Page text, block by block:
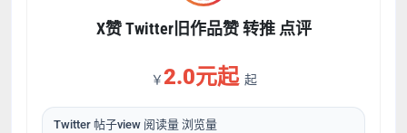
X赞 Twitter旧作品赞 转推 点评
￥2.0元起 起
Twitter 帖子view 阅读量 浏览量